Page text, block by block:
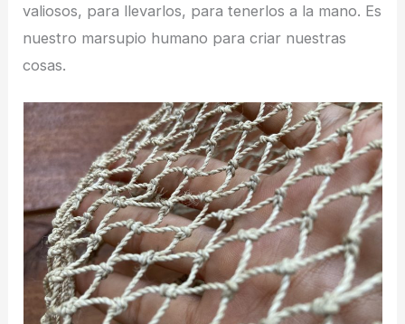
valiosos, para llevarlos, para tenerlos a la mano. Es
nuestro marsupio humano para criar nuestras
cosas.